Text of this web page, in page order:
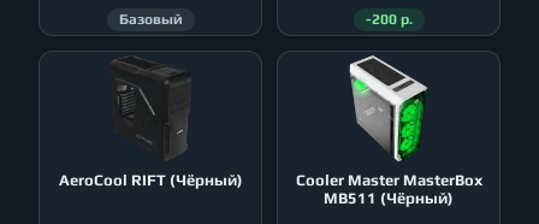
Базовый -200 р.
AeroСool RIFT (Чёрный)
Cooler Master MasterBox
MB511 (Чёрный)